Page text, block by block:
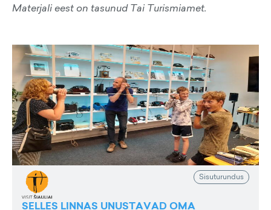
Materjali eest on tasunud Tai Turismiamet.
Sisuturundus
SELLES LINNAS UNUSTAVAD OMA